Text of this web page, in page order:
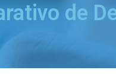
de